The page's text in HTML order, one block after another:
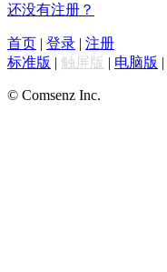
还没有注册？
首页 | 登录 | 注册
标准版 | 触屏版 | 电脑版 |
© Comsenz Inc.